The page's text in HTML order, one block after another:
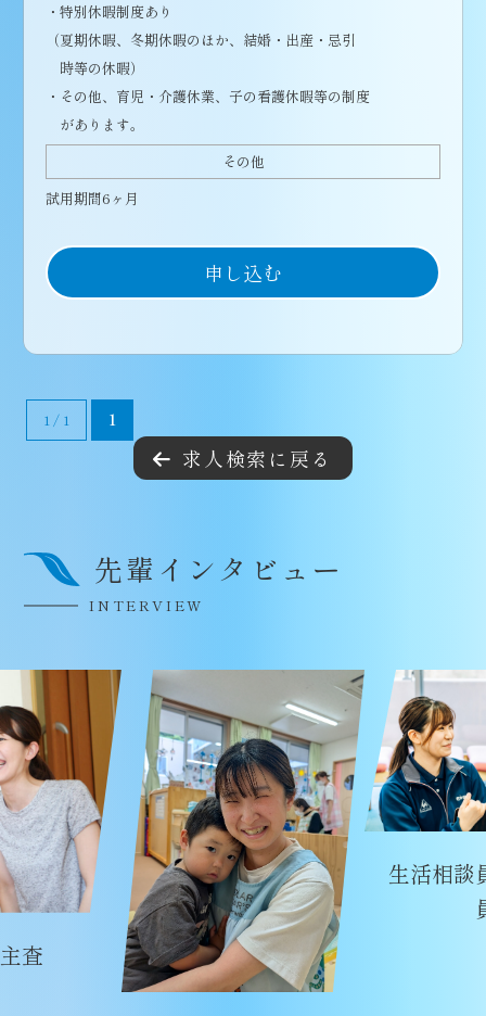
・特別休暇制度あり
（夏期休暇、冬期休暇のほか、結婚・出産・忌引
時等の休暇）
・その他、育児・介護休業、子の看護休暇等の制度
があります。
その他
試用期間6ヶ月
申し込む
1 / 1 1
求人検索に戻る
先輩インタビュー
INTERVIEW
査
生活相談